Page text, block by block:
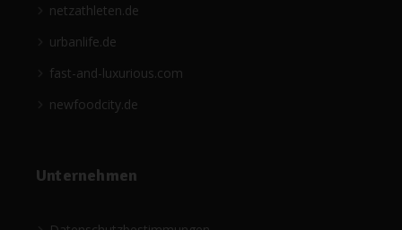
netzathleten.de
urbanlife.de
fast-and-luxurious.com
newfoodcity.de
Unternehmen